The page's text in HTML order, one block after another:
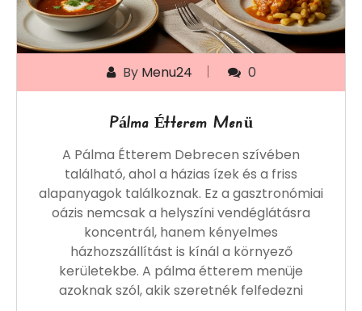
By Menu24 0
Pálma Étterem Menü
A Pálma Étterem Debrecen szívében
található, ahol a házias ízek és a friss
alapanyagok találkoznak. Ez a gasztronómiai
oázis nemcsak a helyszíni vendéglátásra
koncentrál, hanem kényelmes
házhozszállítást is kínál a környező
kerületekbe. A pálma étterem menüje
azoknak szól, akik szeretnék felfedezni